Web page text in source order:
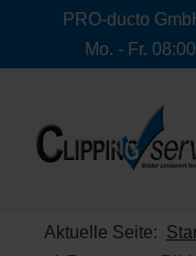
PRO-ducto
Mo. - Fr.
Aktuelle Seite: